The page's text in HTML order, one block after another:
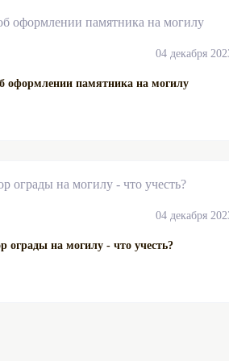
04 декабря
оформлении памятника на могилу
04 декабря
ограды на могилу - что учесть?